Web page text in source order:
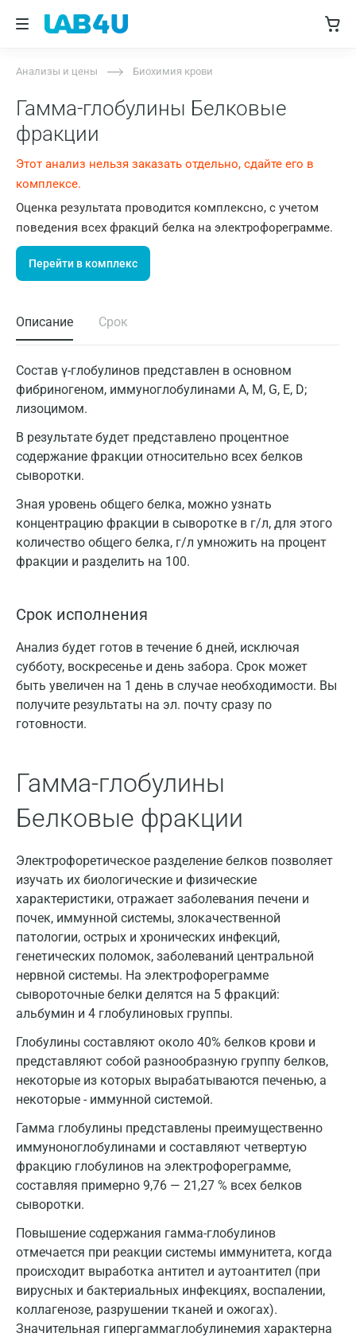
Анализы и цены Биохимия крови
Гамма-глобулины Белковые
фракции
Этот анализ нельзя заказать отдельно, сдайте его в
комплексе.
Оценка результата проводится комплексно, с учетом
поведения всех фракций белка на электрофореграмме.
Перейти в комплекс
Описание Срок
Состав γ-глобулинов представлен в основном
фибриногеном, иммуноглобулинами A, M, G, E, D;
лизоцимом.
В результате будет представлено процентное
содержание фракции относительно всех белков
сыворотки.
Зная уровень общего белка, можно узнать
концентрацию фракции в сыворотке в г/л, для этого
количество общего белка, г/л умножить на процент
фракции и разделить на 100.
Срок исполнения
Анализ будет готов в течение 6 дней, исключая
субботу, воскресенье и день забора. Срок может
быть увеличен на 1 день в случае необходимости. Вы
получите результаты на эл. почту сразу по
готовности.
Гамма-глобулины
Белковые фракции
Электрофоретическое разделение белков позволяет
изучать их биологические и физические
характеристики, отражает заболевания печени и
почек, иммунной системы, злокачественной
патологии, острых и хронических инфекций,
генетических поломок, заболеваний центральной
нервной системы. На электрофореграмме
сывороточные белки делятся на 5 фракций:
альбумин и 4 глобулиновых группы.
Глобулины составляют около 40% белков крови и
представляют собой разнообразную группу белков,
некоторые из которых вырабатываются печенью, а
некоторые - иммунной системой.
Гамма глобулины представлены преимущественно
иммуноноглобулинами и составляют четвертую
фракцию глобулинов на электрофореграмме,
составляя примерно 9,76 — 21,27 % всех белков
сыворотки.
Повышение содержания гамма-глобулинов
отмечается при реакции системы иммунитета, когда
происходит выработка антител и аутоантител (при
вирусных и бактериальных инфекциях, воспалении,
коллагенозе, разрушении тканей и ожогах).
Значительная гипергаммаглобулинемия характерна
Москва
Санкт-Петербург
Нижний Новгород
Казань
Альметьевск
Армавир
Астрахань
Балашиха